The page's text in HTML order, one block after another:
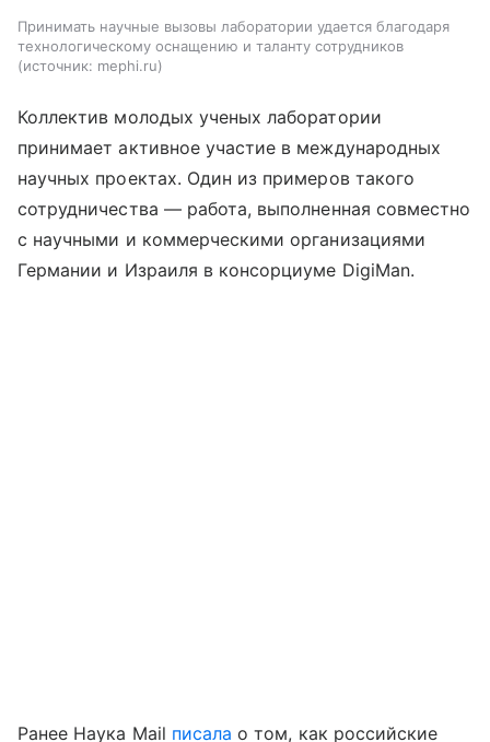
Принимать научные вызовы лаборатории удается благодаря
технологическому оснащению и таланту сотрудников
источник: mephi.ru
Коллектив молодых ученых лаборатории
принимает активное участие в международных
научных проектах. Один из примеров такого
сотрудничества — работа, выполненная совместно
с научными и коммерческими организациями
Германии и Израиля в консорциуме DigiMan.
Ранее Наука Mail писала о том, как российские